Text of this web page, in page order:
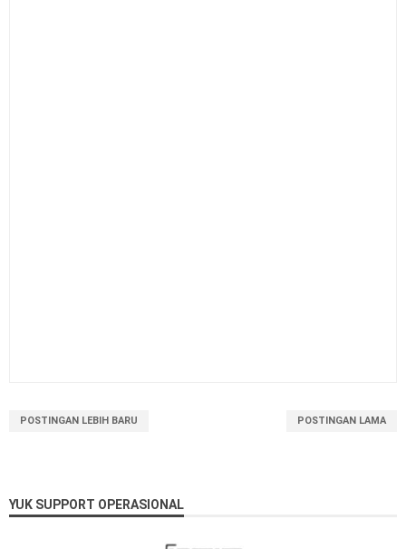
POSTINGAN LEBIH BARU POSTINGAN LAMA
YUK SUPPORT OPERASIONAL